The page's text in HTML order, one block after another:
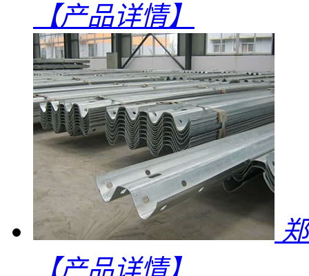
【产品详情】
【产品详情】